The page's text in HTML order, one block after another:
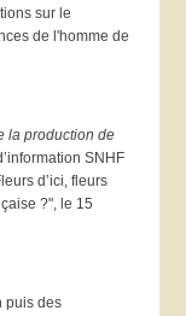
sur le
de l'homme de
la production de
SNHF
d’ici, fleurs
?", le 15
puis des